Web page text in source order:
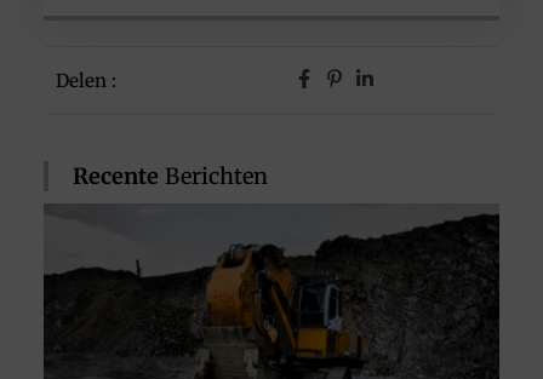
Delen :
Recente Berichten